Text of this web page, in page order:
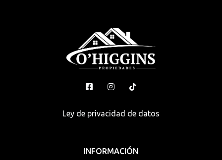
Ley de privacidad de datos
INFORMACIÓN